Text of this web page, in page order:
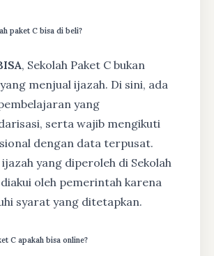
paket C bisa di beli?
, Sekolah Paket C bukan
menjual ijazah. Di sini, ada
yang
serta wajib mengikuti
dengan data terpusat.
yang diperoleh di Sekolah
diakui oleh pemerintah karena
syarat yang ditetapkan.
C apakah bisa online?